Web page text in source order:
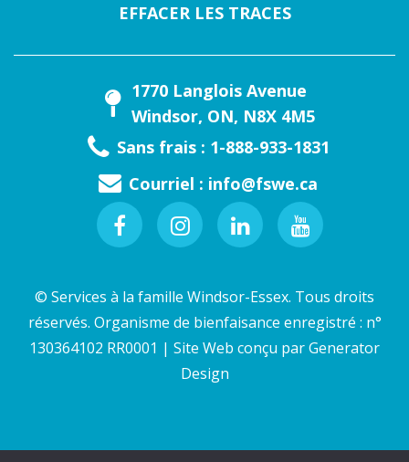
EFFACER LES TRACES
1770 Langlois Avenue
Windsor, ON, N8X 4M5
Sans frais : 1-888-933-1831
Courriel : info@fswe.ca
FacebookInstagram
LinkedinYoutube
© Services à la famille Windsor-Essex. Tous droits
réservés. Organisme de bienfaisance enregistré : n°
130364102 RR0001 | Site Web conçu parGenerator
Design